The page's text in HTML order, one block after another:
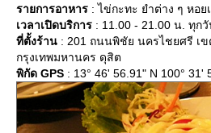
รายการอาหาร : ไข่กะทะ ยำต่าง ๆ หอ
เวลาเปิดบริการ : 11.00 - 21.00 น. ทุก
ที่ตั้งร้าน : 201 ถนนพิชัย นครไชยศรี เข
กรุงเทพมหานคร ดุสิต
พิกัด GPS : 13° 46' 56.91" N 100° 31'